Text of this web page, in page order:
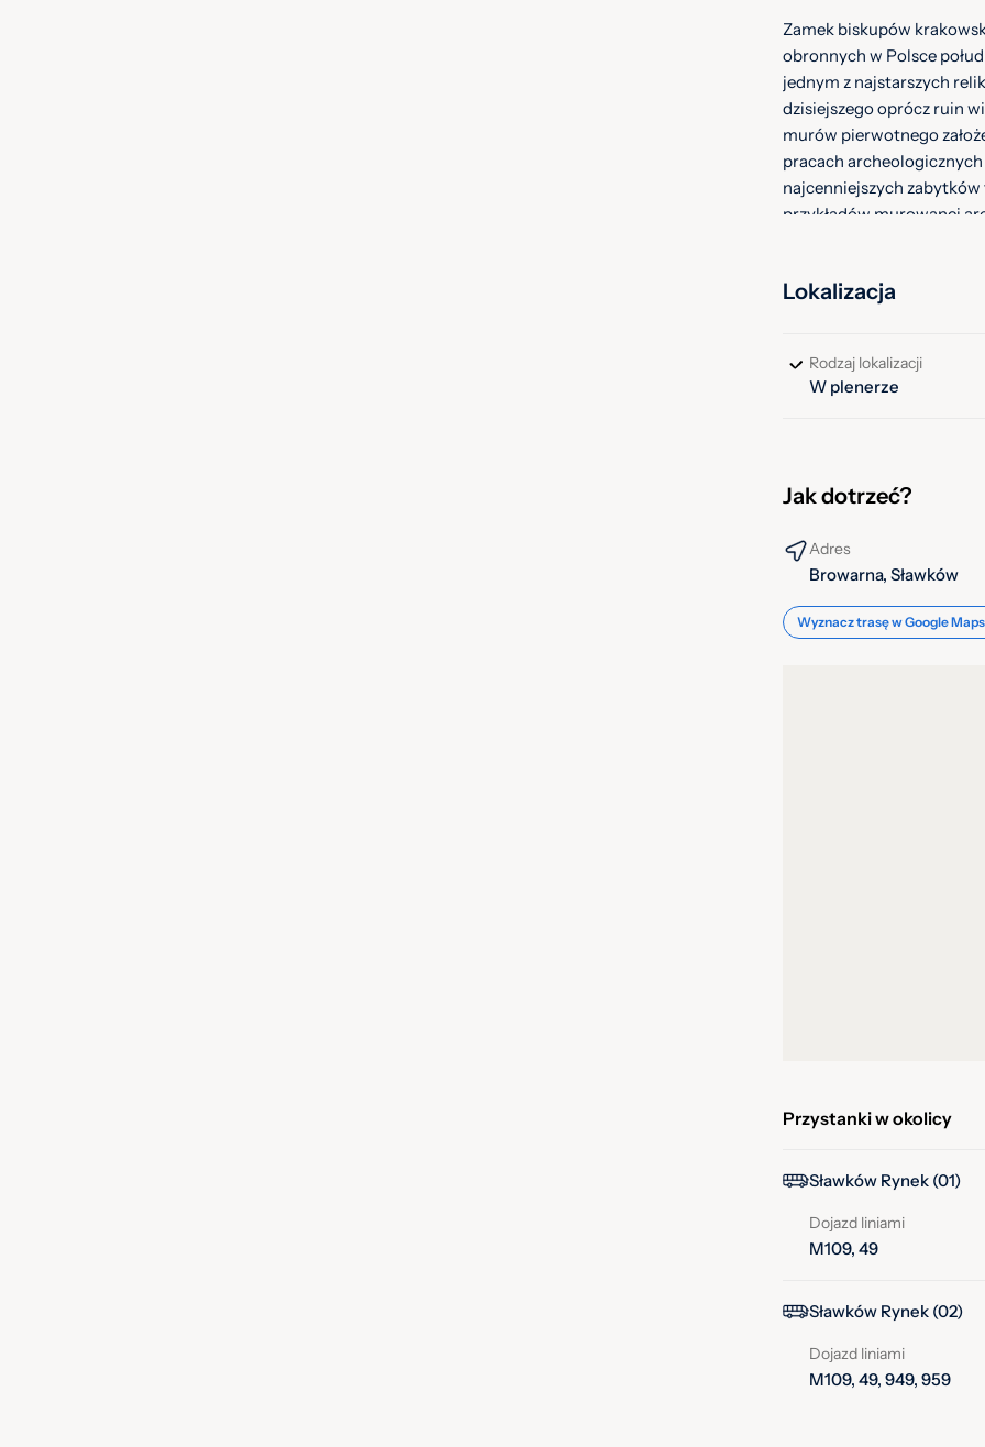
Zamek biskupów
obronnych w Polsce
jednym z najstarszych
dzisiejszego oprócz ruin
murów pierwotnego
pracach
najcenniejszych zabytków
przykładów murowanej
założenia należy wiązać z
92). Obecnie przyjmuje
zakolem rzeki Biała
Potwierdza ten stan
Lokalizacja
Rodzaj lokalizacji
W plenerze
Jak dotrzeć?
Adres
Browarna, Sławków
Wyznacz trasę w Google Maps
Przystanki w okolicy
Sławków Rynek (01)
Dojazd liniami
M109, 49
Sławków Rynek (02)
Dojazd liniami
M109, 49, 949, 959